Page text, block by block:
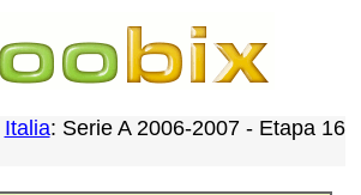
Italia: Serie A 2006-2007 - Etapa 16